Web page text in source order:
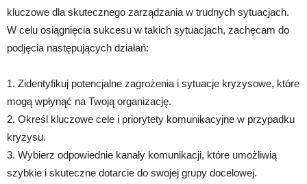
kluczowe dla skutecznego zarządzania w trudnych sytuacjach.
W celu osiągnięcia sukcesu w takich sytuacjach, zachęcam do
podjęcia następujących działań:
1. Zidentyfikuj potencjalne zagrożenia i sytuacje kryzysowe, które
mogą wpłynąć na Twoją organizację.
2. Określ kluczowe cele i priorytety komunikacyjne w przypadku
kryzysu.
3. Wybierz odpowiednie kanały komunikacji, które umożliwią
szybkie i skuteczne dotarcie do swojej grupy docelowej.